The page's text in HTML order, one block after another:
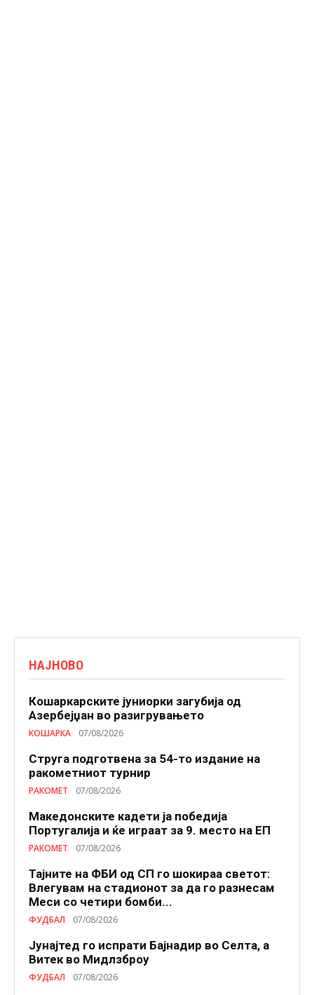
НАЈНОВО
Кошаркарските јуниорки загубија од
Азербејџан во разигрувањето
КОШАРКА 07/08/2026
Струга подготвена за 54-то издание на
ракометниот турнир
РАКОМЕТ 07/08/2026
Македонските кадети ја победија
Португалија и ќе играат за 9. место на ЕП
РАКОМЕТ 07/08/2026
Тајните на ФБИ од СП го шокираа светот:
Влегувам на стадионот за да го разнесам
Меси со четири бомби...
ФУДБАЛ 07/08/2026
Јунајтед го испрати Бајнадир во Селта, а
Витек во Мидлзброу
ФУДБАЛ 07/08/2026